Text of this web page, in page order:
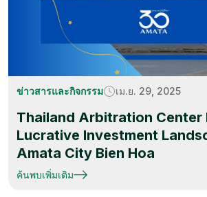
ข่าวสารและกิจกรรม เม.ย. 29, 2025
Thailand Arbitration Center
Lucrative Investment
Amata City Bien Hoa
ค้นพบเพิ่มเติม